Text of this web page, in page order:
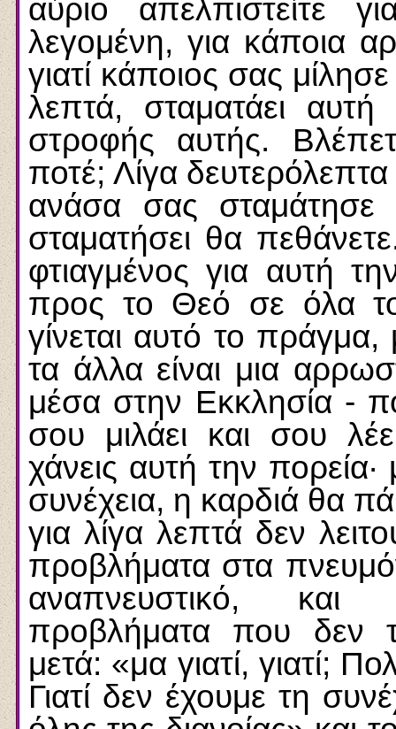
αύριο απελπιστείτε
λεγομένη, για κάποια
γιατί κάποιος σας
λεπτά, σταματάει
στροφής αυτής.
ποτέ; Λίγα
ανάσα σας σταμάτησε
σταματήσει θα
φτιαγμένος για αυτή
προς το Θεό σε όλα
γίνεται αυτό το πράγμα,
τα άλλα είναι μια
μέσα στην Εκκλησία -
σου μιλάει και σου
χάνεις αυτή την
συνέχεια, η καρδιά θα
για λίγα λεπτά δεν
προβλήματα στα
αναπνευστικό, και
προβλήματα που δεν
μετά: «μα γιατί, γιατί;
Γιατί δεν έχουμε τη